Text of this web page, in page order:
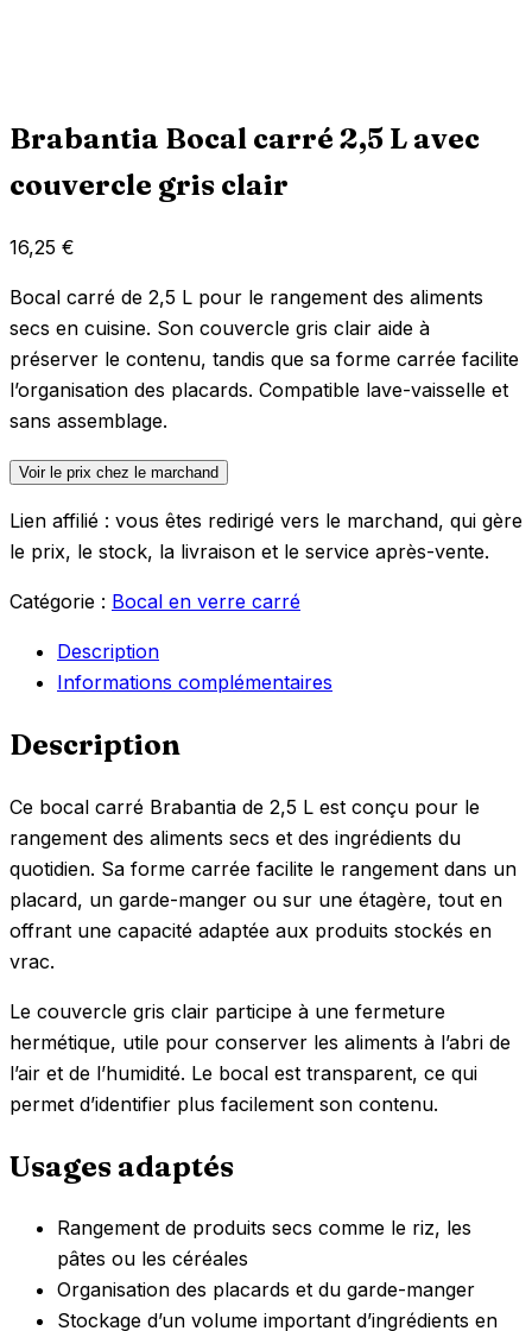
Brabantia Bocal carré 2,5 L avec
couvercle gris clair
16,25 €
Bocal carré de 2,5 L pour le rangement des aliments
secs en cuisine. Son couvercle gris clair aide à
préserver le contenu, tandis que sa forme carrée facilite
l’organisation des placards. Compatible lave-vaisselle et
sans assemblage.
Voir le prix chez le marchand
Lien affilié : vous êtes redirigé vers le marchand, qui gère
le prix, le stock, la livraison et le service après-vente.
Catégorie : Bocal en verre carré
Description
Informations complémentaires
Description
Ce bocal carré Brabantia de 2,5 L est conçu pour le
rangement des aliments secs et des ingrédients du
quotidien. Sa forme carrée facilite le rangement dans un
placard, un garde-manger ou sur une étagère, tout en
offrant une capacité adaptée aux produits stockés en
vrac.
Le couvercle gris clair participe à une fermeture
hermétique, utile pour conserver les aliments à l’abri de
l’air et de l’humidité. Le bocal est transparent, ce qui
permet d’identifier plus facilement son contenu.
Usages adaptés
Rangement de produits secs comme le riz, les
pâtes ou les céréales
Organisation des placards et du garde-manger
Stockage d’un volume important d’ingrédients en